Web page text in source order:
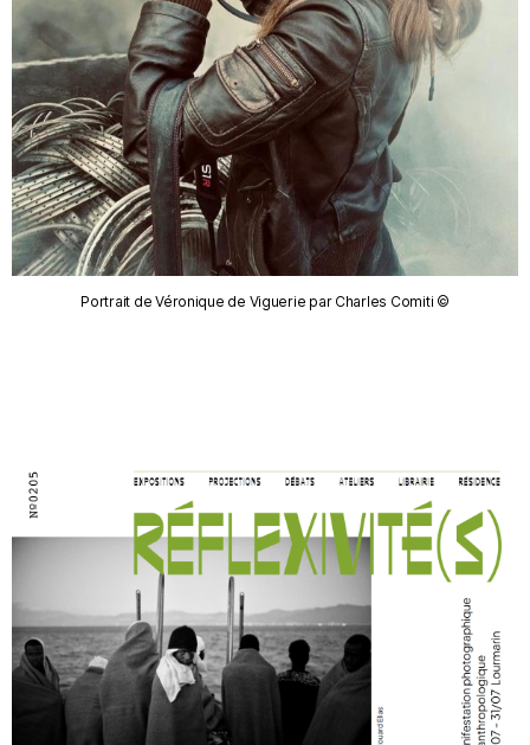
Portrait de Véronique de Viguerie par Charles Comiti ©